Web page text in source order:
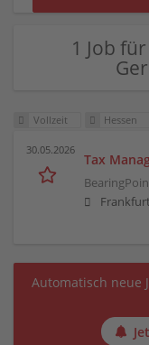
1 Job
Vollzeit Hessen
30.05.2026
Tax
Automatisch neue